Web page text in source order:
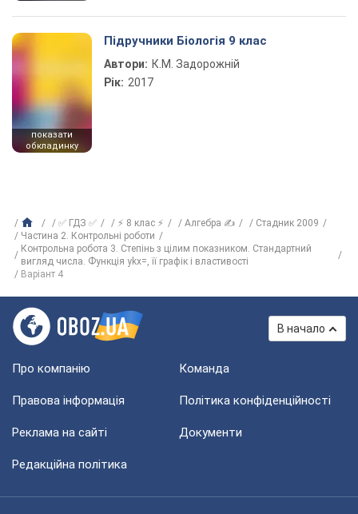
показати
обкладинку
Підручники Біологія 9 клас
Автори: К.М. Задорожній
Рік: 2017
✅ ГДЗ ✅ ⚡ 8 клас ⚡ Алгебра ✍
Стадник 2009
Частина 2. Контрольні роботи
Контрольна робота 3. Степінь з цілим показником. Стандартний
вигляд числа. Функція ykx=, її графік і властивості
Варіант 4
В начало
Про компанію Команда
Правова інформація Політика конфіденційності
Реклама на сайті Документи
Редакційна політика